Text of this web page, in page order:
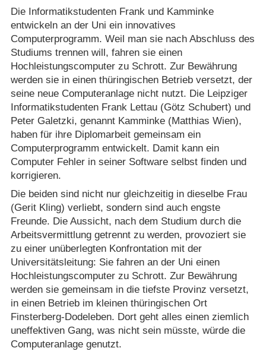
Die Informatikstudenten Frank und Kamminke
entwickeln an der Uni ein innovatives
Computerprogramm. Weil man sie nach Abschluss des
Studiums trennen will, fahren sie einen
Hochleistungscomputer zu Schrott. Zur Bewährung
werden sie in einen thüringischen Betrieb versetzt, der
seine neue Computeranlage nicht nutzt. Die Leipziger
Informatikstudenten Frank Lettau (Götz Schubert) und
Peter Galetzki, genannt Kamminke (Matthias Wien),
haben für ihre Diplomarbeit gemeinsam ein
Computerprogramm entwickelt. Damit kann ein
Computer Fehler in seiner Software selbst finden und
korrigieren.
Die beiden sind nicht nur gleichzeitig in dieselbe Frau
(Gerit Kling) verliebt, sondern sind auch engste
Freunde. Die Aussicht, nach dem Studium durch die
Arbeitsvermittlung getrennt zu werden, provoziert sie
zu einer unüberlegten Konfrontation mit der
Universitätsleitung: Sie fahren an der Uni einen
Hochleistungscomputer zu Schrott. Zur Bewährung
werden sie gemeinsam in die tiefste Provinz versetzt,
in einen Betrieb im kleinen thüringischen Ort
Finsterberg-Dodeleben. Dort geht alles einen ziemlich
uneffektiven Gang, was nicht sein müsste, würde die
Computeranlage genutzt.